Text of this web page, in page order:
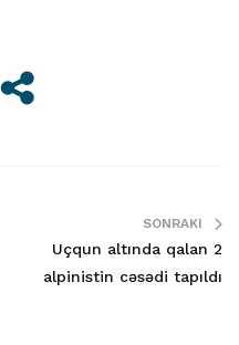
SONRAKI
Uçqun altında qalan 2
alpinistin cəsədi tapıldı